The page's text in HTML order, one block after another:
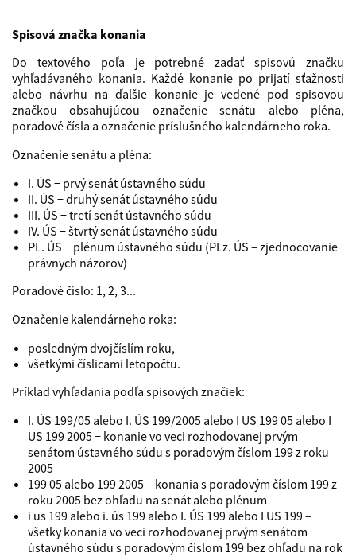
Spisová značka konania
Do textového poľa je potrebné zadať spisovú značku
vyhľadávaného konania. Každé konanie po prijatí sťažnosti
alebo návrhu na ďalšie konanie je vedené pod spisovou
značkou obsahujúcou označenie senátu alebo pléna,
poradové čísla a označenie príslušného kalendárneho roka.
Označenie senátu a pléna:
I. ÚS − prvý senát ústavného súdu
II. ÚS − druhý senát ústavného súdu
III. ÚS − tretí senát ústavného súdu
IV. ÚS − štvrtý senát ústavného súdu
PL. ÚS − plénum ústavného súdu (PLz. ÚS – zjednocovanie
právnych názorov)
Poradové číslo: 1, 2, 3...
Označenie kalendárneho roka:
posledným dvojčíslím roku,
všetkými číslicami letopočtu.
Príklad vyhľadania podľa spisových značiek:
I. ÚS 199/05 alebo I. ÚS 199/2005 alebo I US 199 05 alebo I
US 199 2005 − konanie vo veci rozhodovanej prvým
senátom ústavného súdu s poradovým číslom 199 z roku
2005
199 05 alebo 199 2005 – konania s poradovým číslom 199 z
roku 2005 bez ohľadu na senát alebo plénum
i us 199 alebo i. ús 199 alebo I. ÚS 199 alebo I US 199 –
všetky konania vo veci rozhodovanej prvým senátom
ústavného súdu s poradovým číslom 199 bez ohľadu na rok